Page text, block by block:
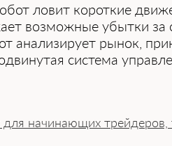
ловит короткие
возможные убытки за
анализирует рынок,
система
начинающих